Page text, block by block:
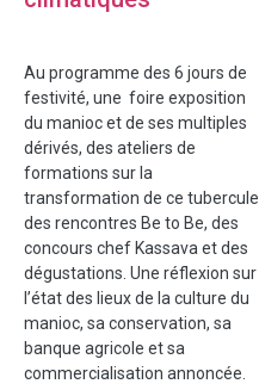
Au programme des 6 jours de
festivité, une foire exposition
du manioc et de ses multiples
dérivés, des ateliers de
formations sur la
transformation de ce
des rencontres Be to Be, des
concours chef Kassava et des
dégustations. Une réflexion sur
l’état des lieux de la culture du
manioc, sa conservation, sa
banque agricole et sa
commercialisation annoncée.